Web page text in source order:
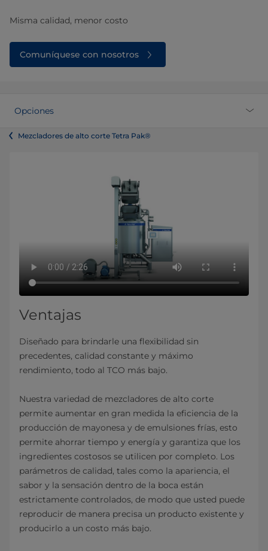
Misma calidad, menor costo
Comuníquese con nosotros
Opciones
Mezcladores de alto corte Tetra Pak®
Ventajas
Diseñado para brindarle una flexibilidad sin
precedentes, calidad constante y máximo
rendimiento, todo al TCO más bajo.
Nuestra variedad de mezcladores de alto corte
permite aumentar en gran medida la eficiencia de la
producción de mayonesa y de emulsiones frías, esto
permite ahorrar tiempo y energía y garantiza que los
ingredientes costosos se utilicen por completo. Los
parámetros de calidad, tales como la apariencia, el
sabor y la sensación dentro de la boca están
estrictamente controlados, de modo que usted puede
reproducir de manera precisa un producto existente y
producirlo a un costo más bajo.​